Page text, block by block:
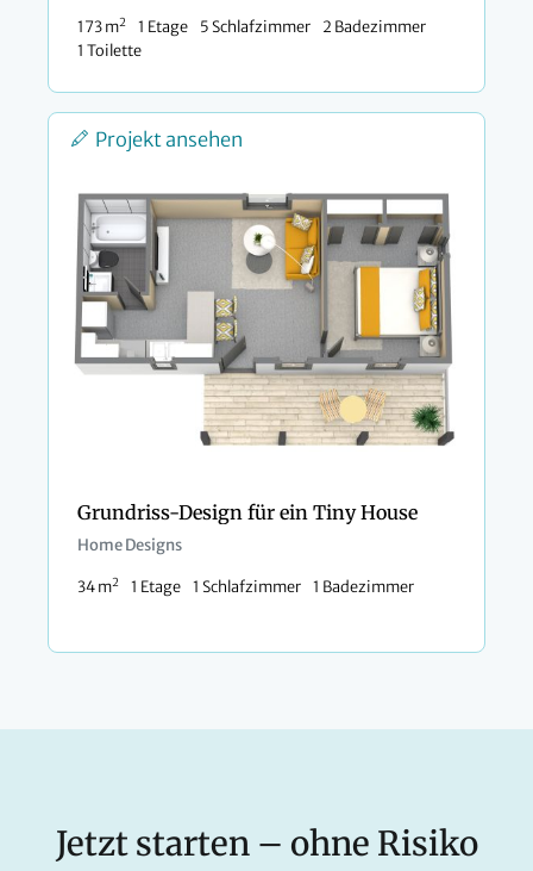
173 m2 1 Etage 5 Schlafzimmer
2 Badezimmer
1 Toilette
Projekt ansehen
Grundriss-Design für ein Tiny House
Home Designs
34 m2 1 Etage 1 Schlafzimmer 1 Badezimmer
Jetzt starten – ohne Risiko